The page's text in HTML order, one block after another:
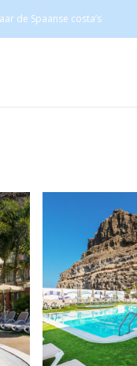
de Spaanse costa’s